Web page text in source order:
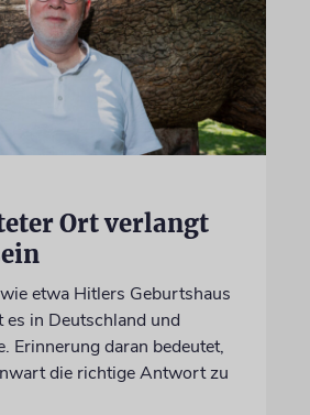
Ort verlangt
etwa Hitlers Geburtshaus
es in Deutschland und
Erinnerung daran bedeutet,
die richtige Antwort zu